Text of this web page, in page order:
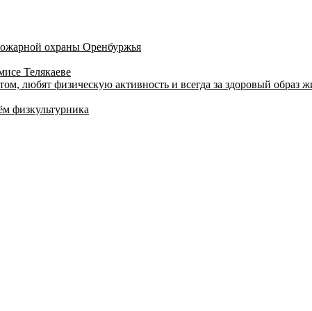
охраны Оренбуржья
Телякаеве
любят физическую активность и всегда за здоровый образ
физкультурника